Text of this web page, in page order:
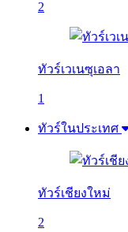
2
ทัวร์เวเนซุเอลา
1
ทัวร์ในประเทศ
ทัวร์เชียงใหม่
2